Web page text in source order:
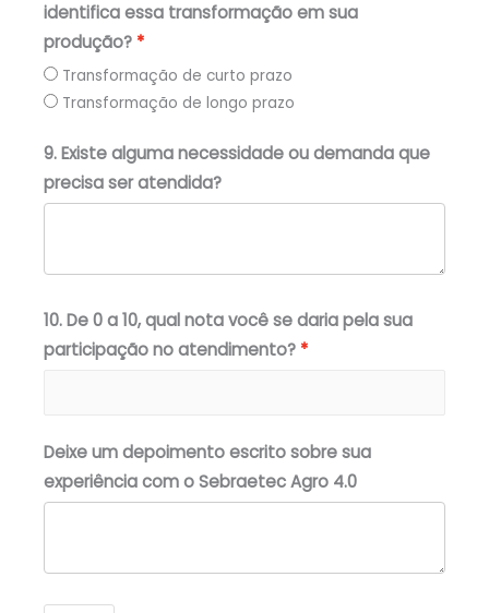
identifica essa transformação em sua
produção?
Transformação de curto prazo
Transformação de longo prazo
9. Existe alguma necessidade ou demanda que
precisa ser atendida?
10. De 0 a 10, qual nota você se daria pela sua
participação no atendimento?
Deixe um depoimento escrito sobre sua
experiência com o Sebraetec Agro 4.0